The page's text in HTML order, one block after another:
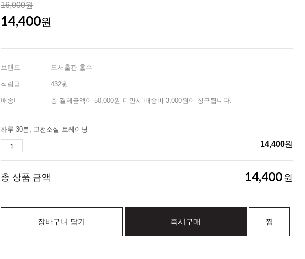
16,000원
14,400원
브랜드 도서출판 홀수
적립금 432원
배송비 총 결제금액이 50,000원 미만시 배송비 3,000원이 청구됩니다.
하루 30분, 고전소설 트레이닝
14,400원
총 상품 금액 14,400원
장바구니 담기 즉시구매 찜